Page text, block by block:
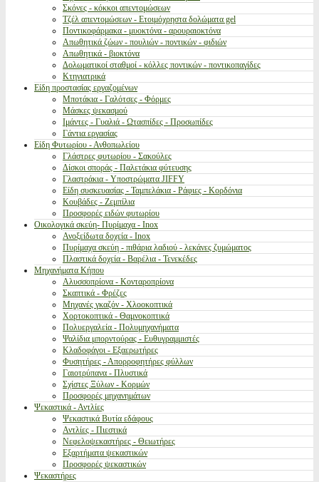
Σκόνες - κόκκοι απεντομώσεων
Τζέλ απεντομώσεων - Ετοιμόχρηστα δολώματα gel
Ποντικοφάρμακα - μυοκτόνα - αρουραιοκτόνα
Απωθητικά ζώων - πουλιών - ποντικών - φιδιών
Απωθητικά - βιοκτόνα
Δολωματικοί σταθμοί - κόλλες ποντικών - ποντικοπαγίδες
Κτηνιατρικά
Είδη προστασίας εργαζομένων
Μποτάκια - Γαλότσες - Φόρμες
Μάσκες ψεκασμού
Ιμάντες - Γυαλιά - Ωτασπίδες - Προσωπίδες
Γάντια εργασίας
Είδη Φυτωρίου - Ανθοπωλείου
Γλάστρες φυτωρίου - Σακούλες
Δίσκοι σποράς - Παλετάκια φύτευσης
Γλαστράκια - Υποστρώματα JIFFY
Είδη συσκευασίας - Ταμπελάκια - Ράφιες - Κορδόνια
Κουβάδες - Ζεμπίλια
Προσφορές ειδών φυτωρίου
Οικολογικά σκεύη- Πυρίμαχα - Inox
Ανοξείδωτα δοχεία - Inox
Πυρίμαχα σκεύη - πιθάρια λαδιού - λεκάνες ζυμώματος
Πλαστικά δοχεία - Βαρέλια - Τενεκέδες
Μηχανήματα Κήπου
Αλυσσοπρίονα - Κονταροπρίονα
Σκαπτικά - Φρέζες
Μηχανές γκαζόν - Χλοοκοπτικά
Χορτοκοπτικά - Θαμνοκοπτικά
Πολυεργαλεία - Πολυμηχανήματα
Ψαλίδια μπορντούρας - Ευθυγραμμιστές
Κλαδοφάγοι - Εξαερωτήρες
Φυσητήρες - Απορροφητήρες φύλλων
Γαιοτρύπανα - Πλυστικά
Σχίστες Ξύλων - Κορμών
Προσφορές μηχανημάτων
Ψεκαστικά - Αντλίες
Ψεκαστικά Βυτία εδάφους
Αντλίες - Πιεστικά
Νεφελοψεκαστήρες - Θειωτήρες
Εξαρτήματα ψεκαστικών
Προσφορές ψεκαστικών
Ψεκαστήρες